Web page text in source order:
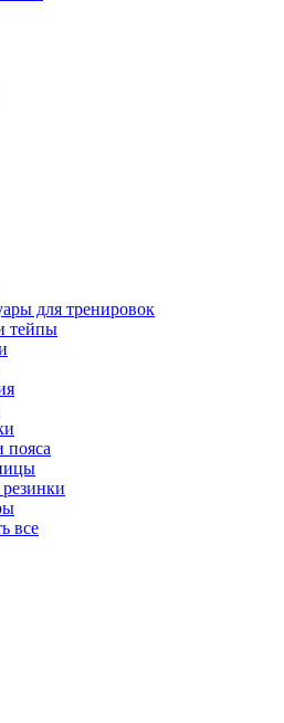
для тренировок
тейпы
пояса
все